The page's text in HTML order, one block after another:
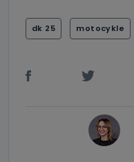
dk 25 motocykle